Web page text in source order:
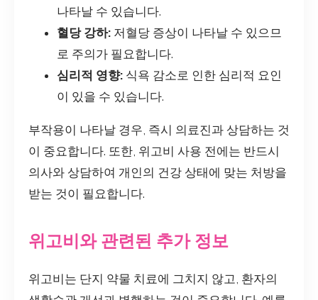
나타날 수 있습니다.
혈당 강하: 저혈당 증상이 나타날 수 있으므
로 주의가 필요합니다.
심리적 영향: 식욕 감소로 인한 심리적 요인
이 있을 수 있습니다.
부작용이 나타날 경우, 즉시 의료진과 상담하는 것
이 중요합니다. 또한, 위고비 사용 전에는 반드시
의사와 상담하여 개인의 건강 상태에 맞는 처방을
받는 것이 필요합니다.
위고비와 관련된 추가 정보
위고비는 단지 약물 치료에 그치지 않고, 환자의